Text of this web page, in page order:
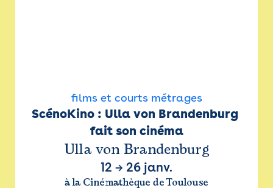
films et courts métrages
ScénoKino : Ulla von Brandenburg
fait son cinéma
Ulla von Brandenburg
12 → 26 janv.
à la Cinémathèque de Toulouse